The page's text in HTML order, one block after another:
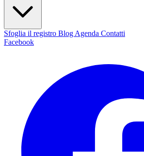
Sfoglia il registro Blog Agenda Contatti
Facebook